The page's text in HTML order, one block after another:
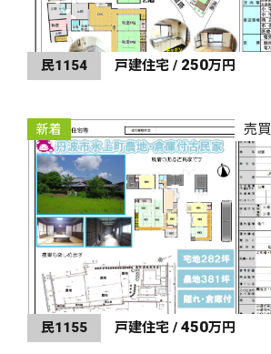
民1154 戸建住宅 / 250万円
新着 売買
民1155 戸建住宅 / 450万円